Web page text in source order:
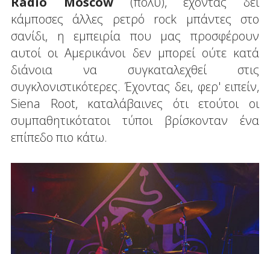
κάμποσες άλλες ρετρό rock μπάντες στο
σανίδι, η εμπειρία που μας προσφέρουν
αυτοί οι Αμερικάνοι δεν μπορεί ούτε κατά
διάνοια να συγκαταλεχθεί στις
συγκλονιστικότερες. Έχοντας δει, φερ' ειπείν,
Siena Root, καταλάβαινες ότι ετούτοι οι
συμπαθητικότατοι τύποι βρίσκονταν ένα
επίπεδο πιο κάτω.